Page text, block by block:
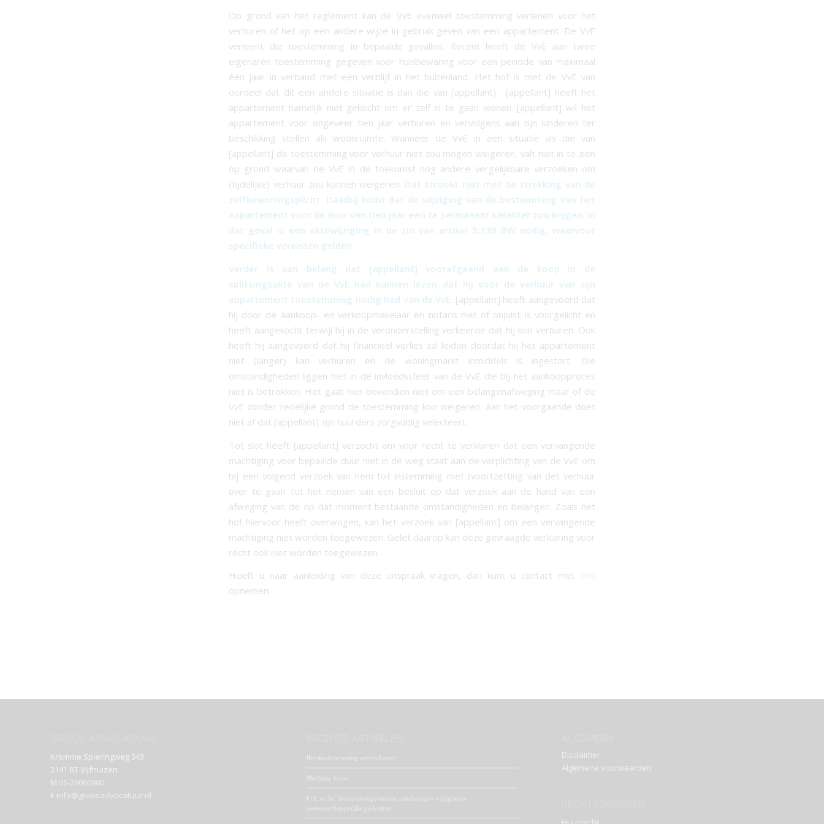
Op grond van het reglement kan de VvE evenwel toestemming verlenen voor het
verhuren of het op een andere wijze in gebruik geven van een appartement. De VvE
verleent die toestemming in bepaalde gevallen. Recent heeft de VvE aan twee
eigenaren toestemming gegeven voor huisbewaring voor een periode van maximaal
één jaar in verband met een verblijf in het buitenland. Het hof is met de VvE van
oordeel dat dit een andere situatie is dan die van [appellant] . [appellant] heeft het
appartement namelijk niet gekocht om er zelf in te gaan wonen. [appellant] wil het
appartement voor ongeveer tien jaar verhuren en vervolgens aan zijn kinderen ter
beschikking stellen als woonruimte. Wanneer de VvE in een situatie als die van
[appellant] de toestemming voor verhuur niet zou mogen weigeren, valt niet in te zien
op grond waarvan de VvE in de toekomst nog andere vergelijkbare verzoeken om
(tijdelijke) verhuur zou kunnen weigeren. Dat strookt niet met de strekking van de
zelfbewoningsplicht. Daarbij komt dat de wijziging van de bestemming van het
appartement voor de duur van tien jaar een te permanent karakter zou krijgen. In
dat geval is een aktewijziging in de zin van artikel 5:139 BW nodig, waarvoor
specifieke vereisten gelden.
Verder is van belang dat [appellant] voorafgaand aan de koop in de
splitsingsakte van de VvE had kunnen lezen dat hij voor de verhuur van zijn
appartement toestemming nodig had van de VvE . [appellant] heeft aangevoerd dat
hij door de aankoop- en verkoopmakelaar en notaris niet of onjuist is voorgelicht en
heeft aangekocht terwijl hij in de veronderstelling verkeerde dat hij kon verhuren. Ook
heeft hij aangevoerd dat hij financieel verlies zal leiden doordat hij het appartement
niet (langer) kan verhuren en de woningmarkt inmiddels is ingestort. Die
omstandigheden liggen niet in de invloedssfeer van de VvE die bij het aankoopproces
niet is betrokken. Het gaat hier bovendien niet om een belangenafweging maar of de
VvE zonder redelijke grond de toestemming kon weigeren. Aan het voorgaande doet
niet af dat [appellant] zijn huurders zorgvuldig selecteert.
Tot slot heeft [appellant] verzocht om voor recht te verklaren dat een vervangende
machtiging voor bepaalde duur niet in de weg staat aan de verplichting van de VvE om
bij een volgend verzoek van hem tot instemming met (voortzetting van de) verhuur
over te gaan tot het nemen van een besluit op dat verzoek aan de hand van een
afweging van de op dat moment bestaande omstandigheden en belangen. Zoals het
hof hiervoor heeft overwogen, kan het verzoek van [appellant] om een vervangende
machtiging niet worden toegewezen. Gelet daarop kan deze gevraagde verklaring voor
recht ook niet worden toegewezen.
Heeft u naar aanleiding van deze uitspraak vragen, dan kunt u contact met ons
opnemen.
Kromme Spieringweg 343
2141 BT Vijfhuizen
M 06-29060900
E info@groosadvocatuur.nl
Wet modernisering servicekosten
Matiging boete
VvE recht: Toestemmingsvereiste aanbrengen wijzigingen
gemeenschappelijke gedeelten
Disclaimer
Algemene voorwaarden